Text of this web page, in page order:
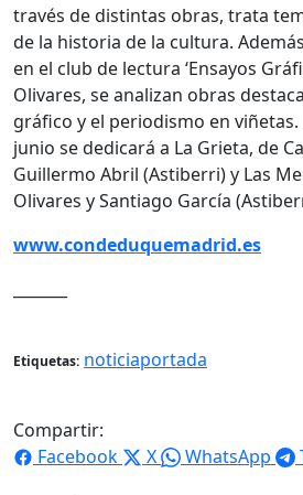
través de distintas obras, trata
de la historia de la cultura.
en el club de lectura ‘Ensayos
Olivares, se analizan obras
gráfico y el periodismo en viñetas.
junio se dedicará a La Grieta, de
Guillermo Abril (Astiberri) y Las
Olivares y Santiago García
www.condeduquemadrid.es
Etiquetas: noticiaportada
Compartir:
Facebook
X WhatsApp